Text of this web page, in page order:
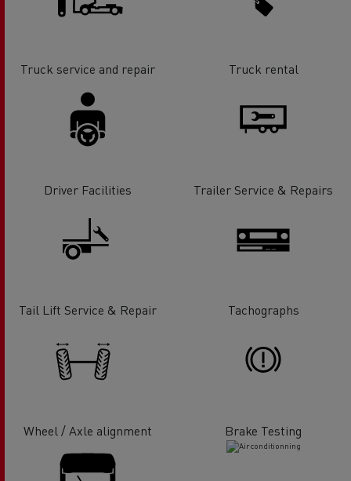
Truck service and repair Truck rental
Driver Facilities Trailer Service & Repairs
Tail Lift Service & Repair Tachographs
Wheel / Axle alignment Brake Testing